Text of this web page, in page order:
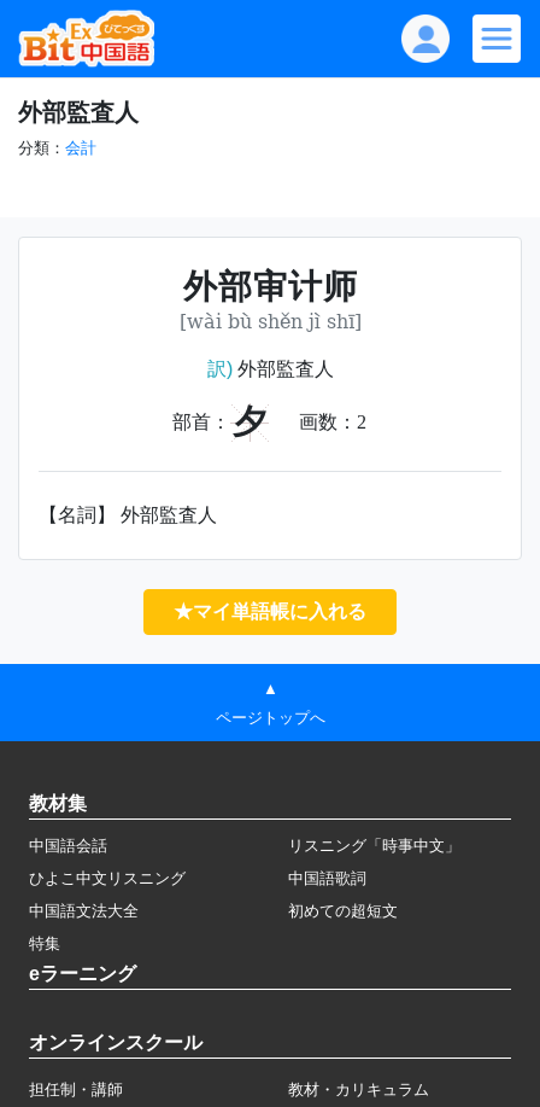
外部監査人
分類： 会計
外部审计师
[wài bù shěn jì shī]
訳)外部監査人
部首： 夕 画数： 2
【名詞】 外部監査人
★マイ単語帳に入れる
▲
ページトップへ
教材集
中国語会話
リスニング「時事中文」
ひよこ中文リスニング
中国語歌詞
中国語文法大全
初めての超短文
特集
eラーニング
オンラインスクール
担任制・講師 教材・カリキュラム